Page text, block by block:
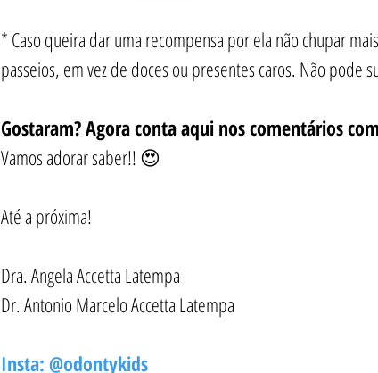
* Caso queira dar uma recompensa por ela não chupar
passeios, em vez de doces ou presentes caros. Não
Gostaram? Agora conta aqui nos comentários
Vamos adorar saber!! 😍
Até a próxima!
Dra. Angela Accetta Latempa
Dr. Antonio Marcelo Accetta Latempa
Insta: @odontykids